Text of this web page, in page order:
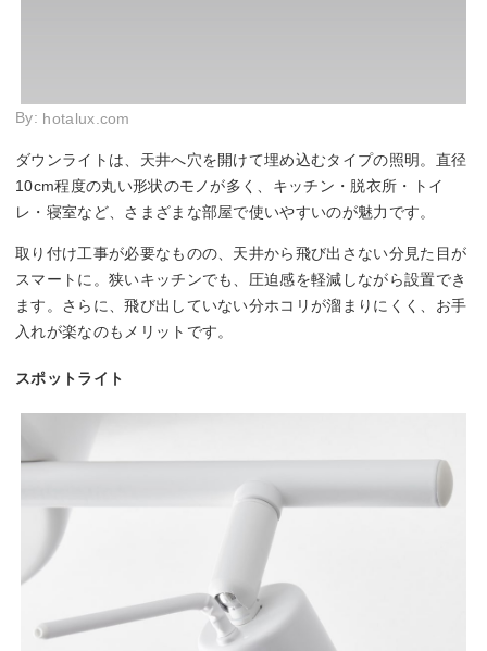
By: hotalux.com
ダウンライトは、天井へ穴を開けて埋め込むタイプの照明。直径
10cm程度の丸い形状のモノが多く、キッチン・脱衣所・トイ
レ・寝室など、さまざまな部屋で使いやすいのが魅力です。
取り付け工事が必要なものの、天井から飛び出さない分見た目が
スマートに。狭いキッチンでも、圧迫感を軽減しながら設置でき
ます。さらに、飛び出していない分ホコリが溜まりにくく、お手
入れが楽なのもメリットです。
スポットライト